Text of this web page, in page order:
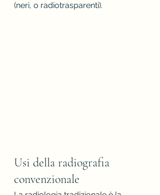
(neri, o radiotrasparenti).
Usi della radiografia
convenzionale